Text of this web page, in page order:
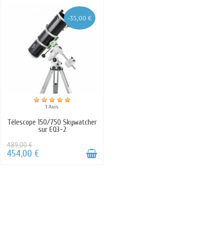
-35,00 €
1 Avis
Télescope 150/750 Skywatcher
sur EQ3-2
489,00 €
454,00 €